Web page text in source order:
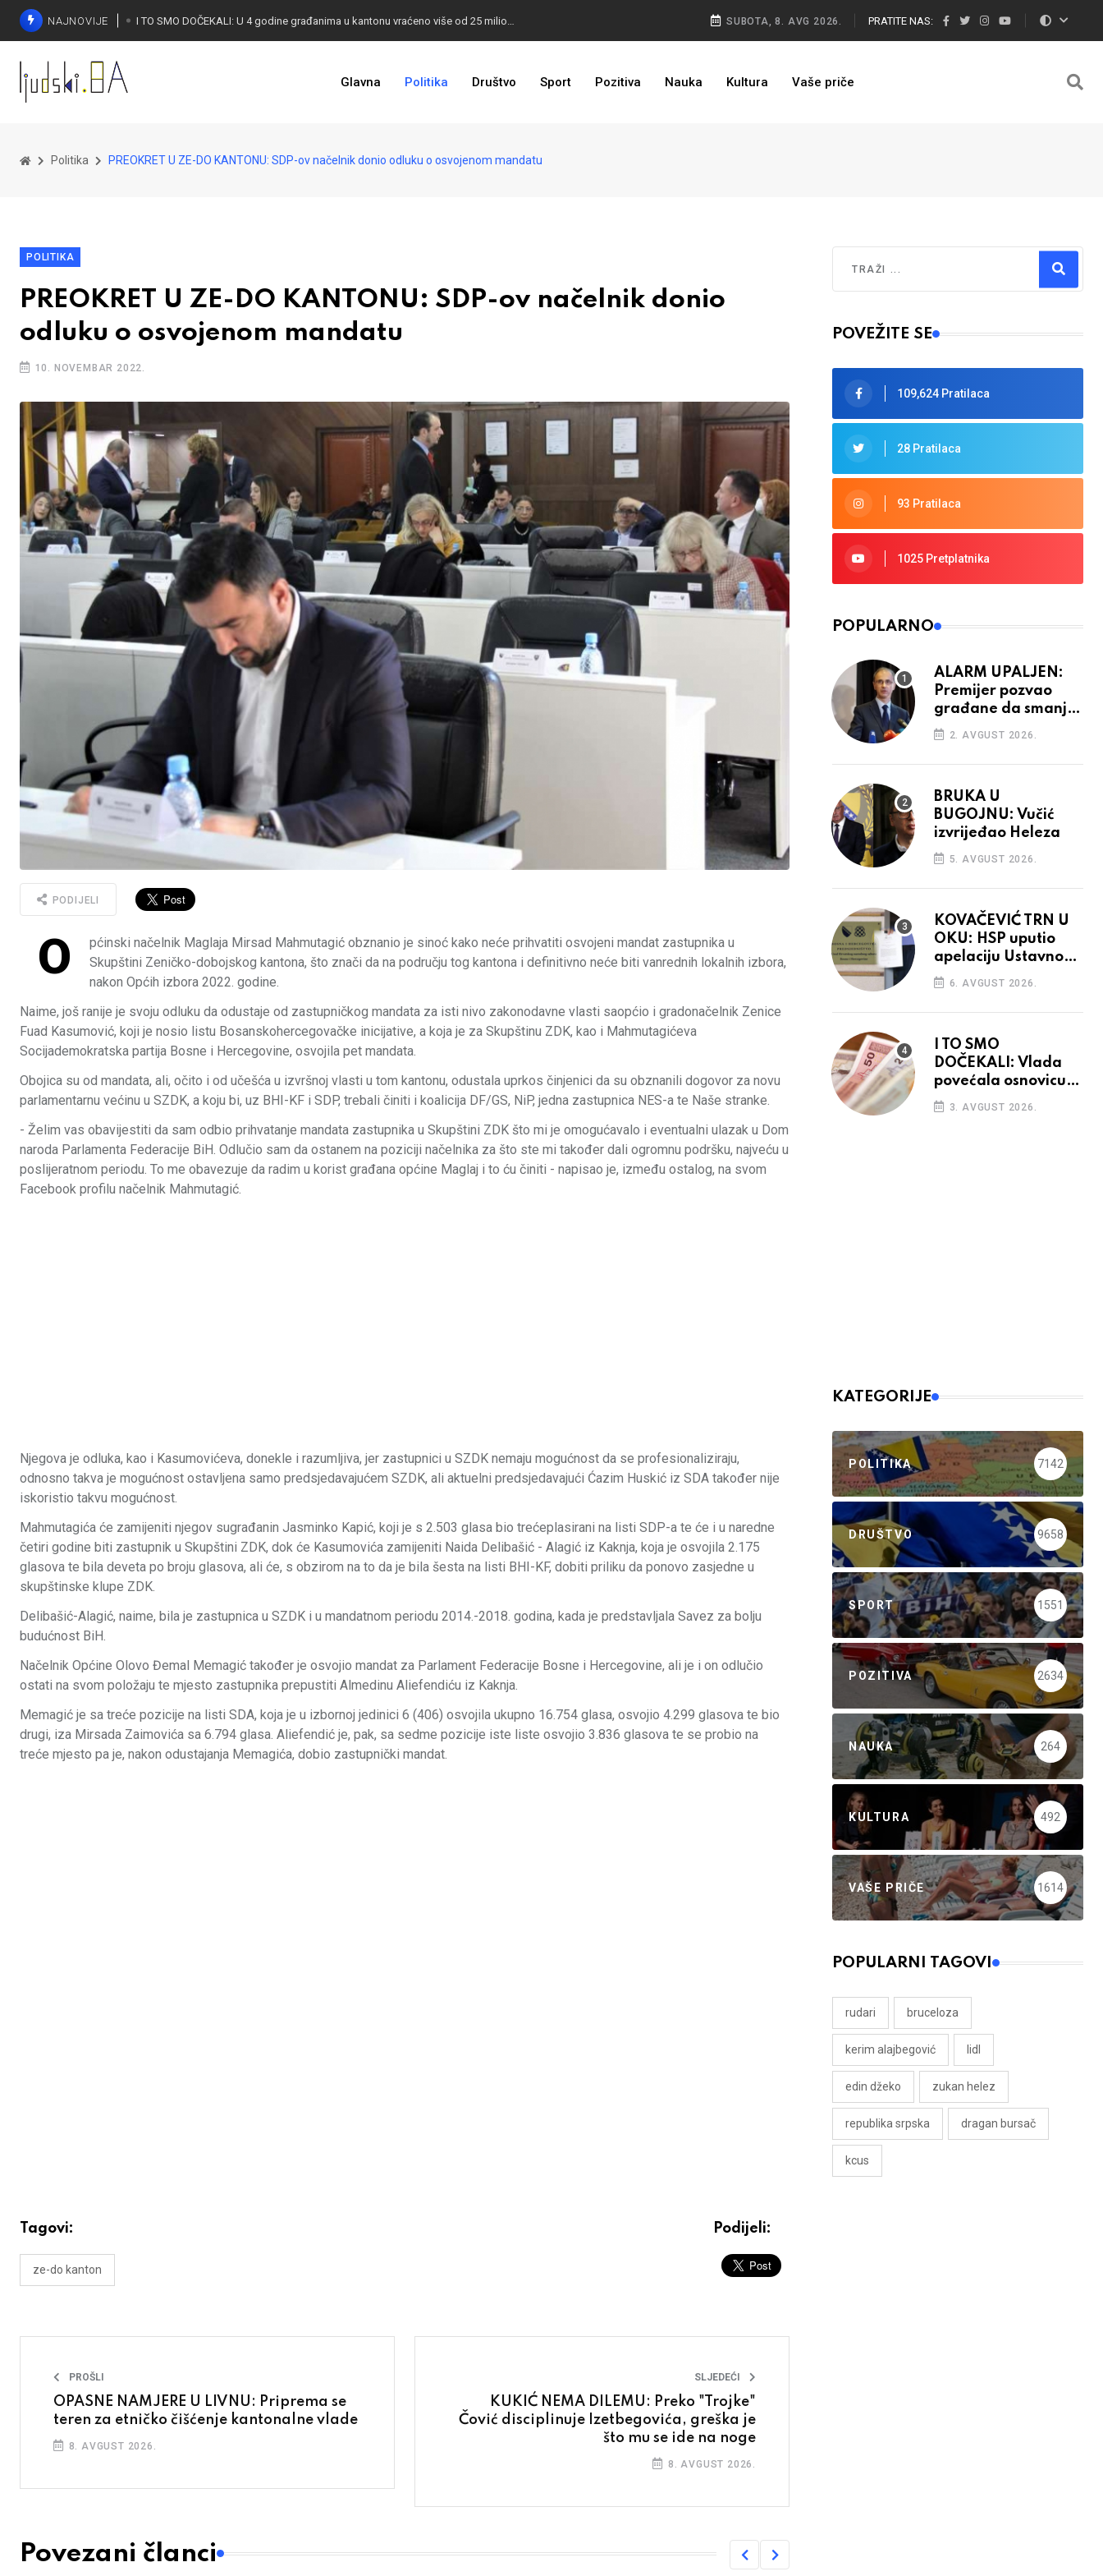
NAJNOVIJE
KONAKOVIĆ PALI ALARM: Otvoreno pismo UN-u
SUBOTA, 8. AVG 2026. PRATITE NAS:
Glavna Politika Društvo Sport Pozitiva Nauka Kultura Vaše priče
Politika PREOKRET U ZE-DO KANTONU: SDP-ov načelnik donio odluku o osvojenom mandatu
POLITIKA
PREOKRET U ZE-DO KANTONU: SDP-ov načelnik donio
odluku o osvojenom mandatu
10. NOVEMBAR 2022.
PODIJELI
O
pćinski načelnik Maglaja Mirsad Mahmutagić obznanio je sinoć kako neće prihvatiti osvojeni mandat zastupnika u
Skupštini Zeničko-dobojskog kantona, što znači da na području tog kantona i definitivno neće biti vanrednih lokalnih izbora,
nakon Općih izbora 2022. godine.
Naime, još ranije je svoju odluku da odustaje od zastupničkog mandata za isti nivo zakonodavne vlasti saopćio i gradonačelnik Zenice
Fuad Kasumović, koji je nosio listu Bosanskohercegovačke inicijative, a koja je za Skupštinu ZDK, kao i Mahmutagićeva
Socijademokratska partija Bosne i Hercegovine, osvojila pet mandata.
Obojica su od mandata, ali, očito i od učešća u izvršnoj vlasti u tom kantonu, odustala uprkos činjenici da su obznanili dogovor za novu
parlamentarnu većinu u SZDK, a koju bi, uz BHI-KF i SDP, trebali činiti i koalicija DF/GS, NiP, jedna zastupnica NES-a te Naše stranke.
- Želim vas obavijestiti da sam odbio prihvatanje mandata zastupnika u Skupštini ZDK što mi je omogućavalo i eventualni ulazak u Dom
naroda Parlamenta Federacije BiH. Odlučio sam da ostanem na poziciji načelnika za što ste mi također dali ogromnu podršku, najveću u
poslijeratnom periodu. To me obavezuje da radim u korist građana općine Maglaj i to ću činiti - napisao je, između ostalog, na svom
Facebook profilu načelnik Mahmutagić.
Njegova je odluka, kao i Kasumovićeva, donekle i razumljiva, jer zastupnici u SZDK nemaju mogućnost da se profesionaliziraju,
odnosno takva je mogućnost ostavljena samo predsjedavajućem SZDK, ali aktuelni predsjedavajući Ćazim Huskić iz SDA također nije
iskoristio takvu mogućnost.
Mahmutagića će zamijeniti njegov sugrađanin Jasminko Kapić, koji je s 2.503 glasa bio trećeplasirani na listi SDP-a te će i u naredne
četiri godine biti zastupnik u Skupštini ZDK, dok će Kasumovića zamijeniti Naida Delibašić - Alagić iz Kaknja, koja je osvojila 2.175
glasova te bila deveta po broju glasova, ali će, s obzirom na to da je bila šesta na listi BHI-KF, dobiti priliku da ponovo zasjedne u
skupštinske klupe ZDK.
Delibašić-Alagić, naime, bila je zastupnica u SZDK i u mandatnom periodu 2014.-2018. godina, kada je predstavljala Savez za bolju
budućnost BiH.
Načelnik Općine Olovo Đemal Memagić također je osvojio mandat za Parlament Federacije Bosne i Hercegovine, ali je i on odlučio
ostati na svom položaju te mjesto zastupnika prepustiti Almedinu Aliefendiću iz Kaknja.
Memagić je sa treće pozicije na listi SDA, koja je u izbornoj jedinici 6 (406) osvojila ukupno 16.754 glasa, osvojio 4.299 glasova te bio
drugi, iza Mirsada Zaimovića sa 6.794 glasa. Aliefendić je, pak, sa sedme pozicije iste liste osvojio 3.836 glasova te se probio na
treće mjesto pa je, nakon odustajanja Memagića, dobio zastupnički mandat.
Tagovi:
ze-do kanton
Podijeli:
PROŠLI
OPASNE NAMJERE U LIVNU: Priprema se
teren za etničko čišćenje kantonalne vlade
8. AVGUST 2026.
SLJEDEĆI
KUKIĆ NEMA DILEMU: Preko "Trojke"
Čović disciplinuje Izetbegovića, greška je
što mu se ide na noge
8. AVGUST 2026.
Povezani članci
Type 2 or more characters for results.
POVEŽITE SE
109,624 Pratilaca
28 Pratilaca
93 Pratilaca
1025 Pretplatnika
POPULARNO
ALARM UPALJEN:
Premijer pozvao
građane da smanje
potrošnju struje
2. AVGUST 2026.
BRUKA U
BUGOJNU: Vučić
izvrijeđao Heleza
5. AVGUST 2026.
KOVAČEVIĆ TRN U
OKU: HSP uputio
apelaciju Ustavnom
sudu BiH
6. AVGUST 2026.
I TO SMO
DOČEKALI: Vlada
povećala osnovicu
za obračun plaća
budžetskim
3. AVGUST 2026.
KATEGORIJE
POLITIKA 7142
DRUŠTVO 9658
SPORT 1551
POZITIVA 2634
NAUKA 264
KULTURA 492
VAŠE PRIČE 1614
POPULARNI TAGOVI
rudari bruceloza
kerim alajbegović lidl
edin džeko zukan helez
republika srpska dragan bursač
kcus